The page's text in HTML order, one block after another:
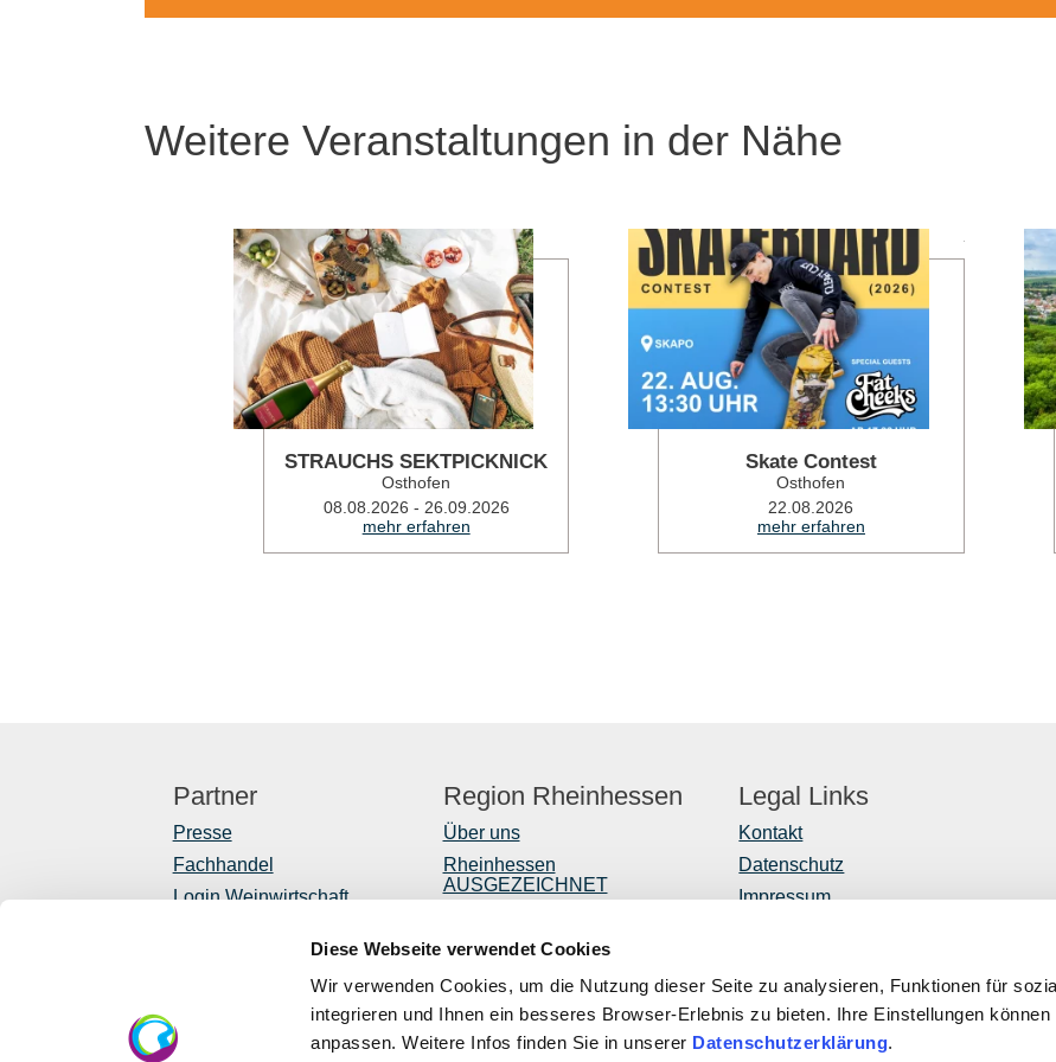
Diese Webseite verwendet Cookies
Wir verwenden Cookies, um die Nutzung dieser Seite zu analysieren, Funktionen für
integrieren und Ihnen ein besseres Browser-Erlebnis zu bieten. Ihre Einstellungen
anpassen. Weitere Infos finden Sie in unserer Datenschutzerklärung.
Weitere Veranstaltungen in der Nähe
STRAUCHS SEKTPICKNICK
Osthofen
08.08.2026 - 26.09.2026
mehr erfahren
Skate Contest
Osthofen
22.08.2026
mehr erfahren
Partner
Presse
Fachhandel
Login Weinwirtschaft
Mediendatenbank
Region Rheinhessen
Über uns
Rheinhessen
AUSGEZEICHNET
Shop
Newsletter
Regionalentwicklung
Legal Links
Kontakt
Datenschutz
Impressum